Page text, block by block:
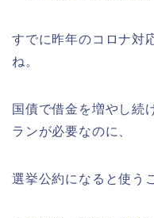
すでに昨年のコロナ対
ね。
国債で借金を増やし続
ランが必要なのに、
選挙公約になると使う